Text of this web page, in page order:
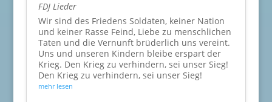
FDJ Lieder
Wir sind des Friedens Soldaten, keiner Nation
und keiner Rasse Feind, Liebe zu menschlichen
Taten und die Vernunft brüderlich uns vereint.
Uns und unseren Kindern bleibe erspart der
Krieg. Den Krieg zu verhindern, sei unser Sieg!
Den Krieg zu verhindern, sei unser Sieg!
mehr lesen